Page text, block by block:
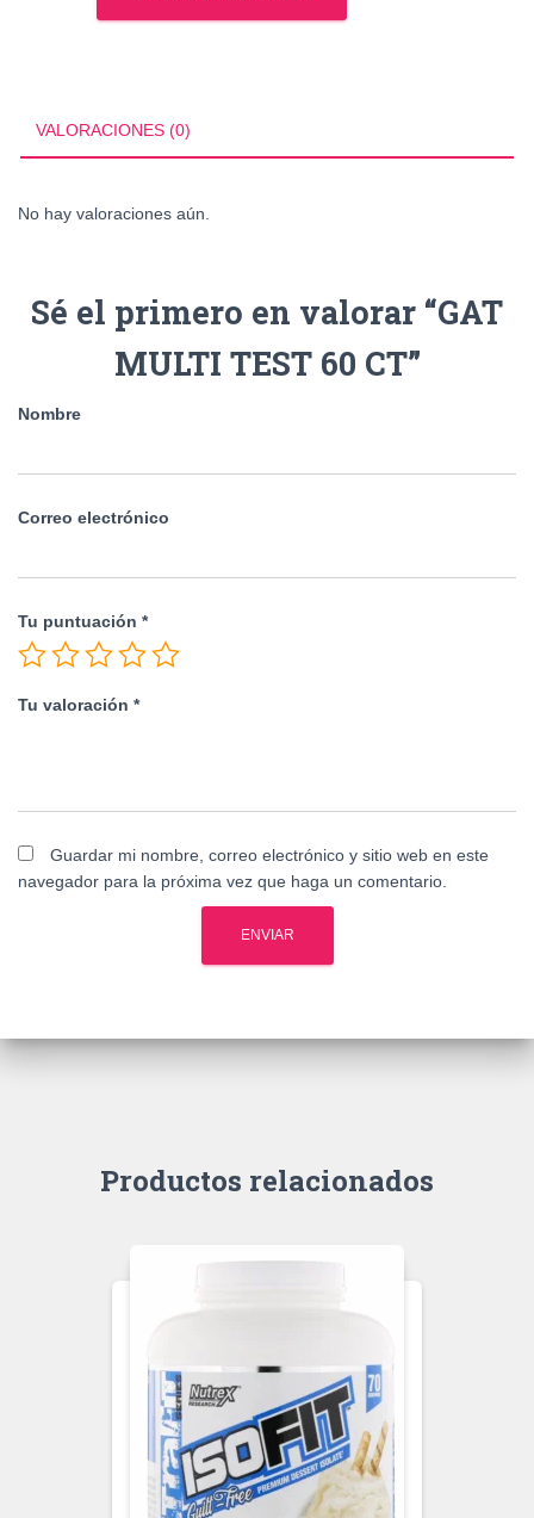
VALORACIONES (0)
No hay valoraciones aún.
Sé el primero en valorar “GAT
MULTI TEST 60 CT”
Nombre
Correo electrónico
Tu puntuación *
Tu valoración *
Guardar mi nombre, correo electrónico y sitio web en este
navegador para la próxima vez que haga un comentario.
Productos relacionados